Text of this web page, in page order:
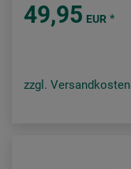
49,95 EUR *
zzgl. Versandkosten